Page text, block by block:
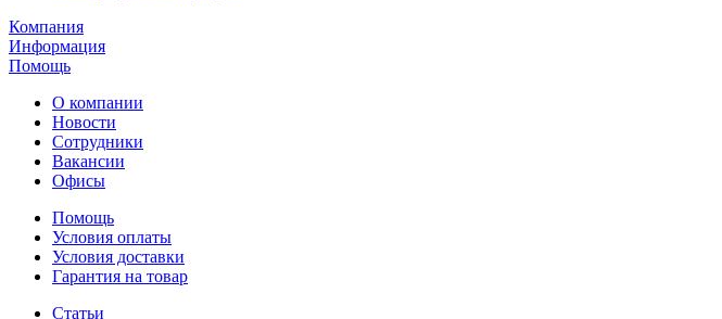
Компания
Информация
Помощь
О компании
Новости
Сотрудники
Вакансии
Офисы
Помощь
Условия оплаты
Условия доставки
Гарантия на товар
Статьи